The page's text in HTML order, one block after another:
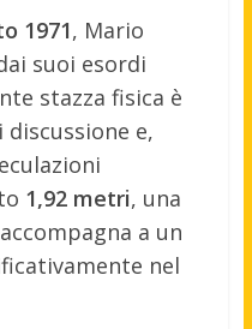
1971, Mario
suoi esordi
stazza fisica è
e,
1,92 metri, una
a un
nel